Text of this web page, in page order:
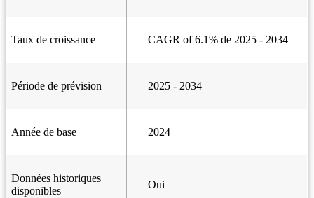
Taux de croissance CAGR of 6.1% de 2025 - 2034
Période de prévision 2025 - 2034
Année de base 2024
Données historiques
disponibles
Oui